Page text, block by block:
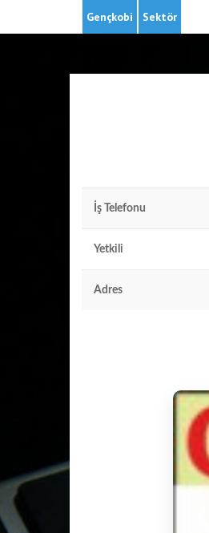
Gençkobi Sektör
İş Telefonu
Yetkili
Adres